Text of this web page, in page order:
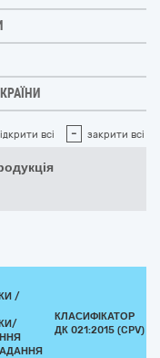
всі - закрити всі
/
КЛАСИФІКАТОР
ДК 021:2015 (CPV)